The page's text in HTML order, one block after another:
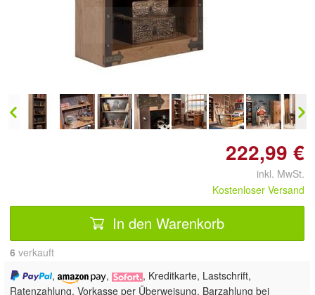
Doppelt antippen zum
vergrößern
222,99 €
inkl. MwSt.
Kostenloser Versand
In den Warenkorb
6 verkauft
,
,
, Kreditkarte, Lastschrift,
Ratenzahlung, Vorkasse per Überweisung, Barzahlung bei